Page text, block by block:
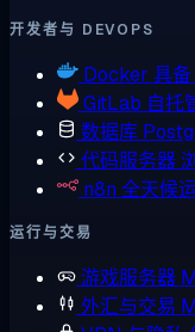
开发者与 DEVOPS
Docker 具
GitLab 自托
数据库
代码服务器
n8n 全天候
运行与交易
游戏服务器
外汇与交易